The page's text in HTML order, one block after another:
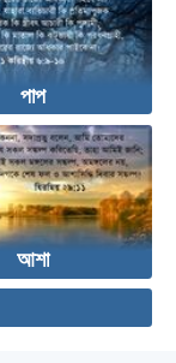
পাপ
আশা